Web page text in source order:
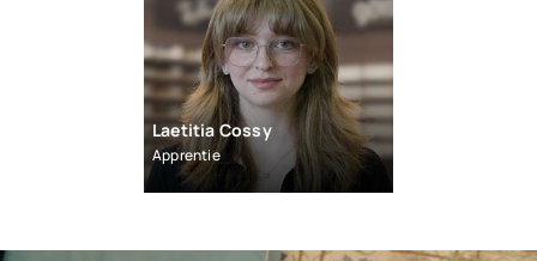
Laetitia Cossy
Apprentie